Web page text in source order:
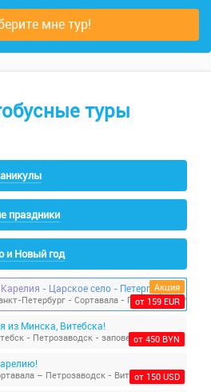
мне тур!
туры
праздники
и Новый год
Санкт-Петербург - Карелия - Царское село - Петергоф из Витебска и Минска
от 159 EUR
Акция
из Минска, Витебска!
от 450 BYN
– Петрозаводск - Витебск/Минск
от 150 USD